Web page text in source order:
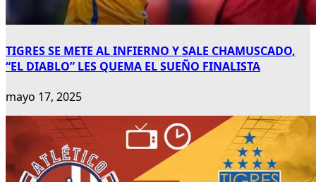
TIGRES SE METE AL INFIERNO Y SALE CHAMUSCADO,
“EL DIABLO” LES QUEMA EL SUEÑO FINALISTA
mayo 17, 2025